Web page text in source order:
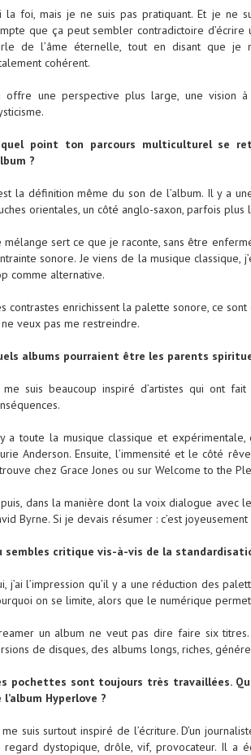
la foi, mais je ne suis pas pratiquant. Et je ne
que ça peut sembler contradictoire d’écrire
de l’âme éternelle, tout en disant que je
cohérent.
offre une perspective plus large, une vision
point ton parcours multiculturel se
?
la définition même du son de l’album. Il y a
orientales, un côté anglo-saxon, parfois plus
mélange sert ce que je raconte, sans être
sonore. Je viens de la musique classique,
comme alternative.
contrastes enrichissent la palette sonore, ce
ne veux pas me restreindre.
albums pourraient être les parents
me suis beaucoup inspiré d’artistes qui ont
a toute la musique classique et expérimentale,
Anderson. Ensuite, l’immensité et le côté
chez Grace Jones ou sur Welcome to the
dans la manière dont la voix dialogue avec
Byrne. Si je devais résumer : c’est
sembles critique vis-à-vis de la
j’ai l’impression qu’il y a une réduction des
on se limite, alors que le numérique
un album ne veut pas dire faire six
de disques, des albums longs, riches,
pochettes sont toujours très travaillées.
l’album Hyperlove ?
me suis surtout inspiré de l’écriture. D’un
regard dystopique, drôle, vif, provocateur. Il a